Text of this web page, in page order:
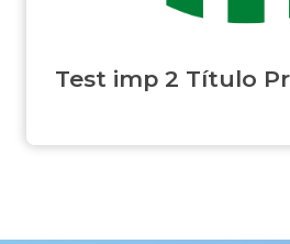
Test imp 2 Título